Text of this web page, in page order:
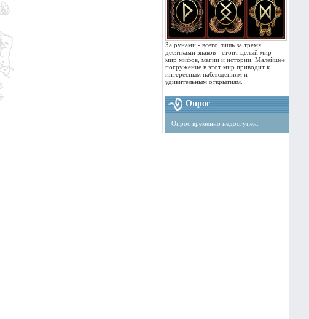
За рунами - всего лишь за тремя
десятками знаков - стоит целый мир -
мир мифов, магии и истории. Малейшее
погружение в этот мир приводит к
интересным наблюдениям и
удивительным открытиям.
Опрос
Опрос временно недоступен.